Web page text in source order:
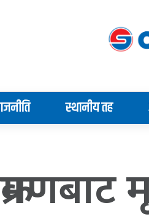
स्थानीय तह